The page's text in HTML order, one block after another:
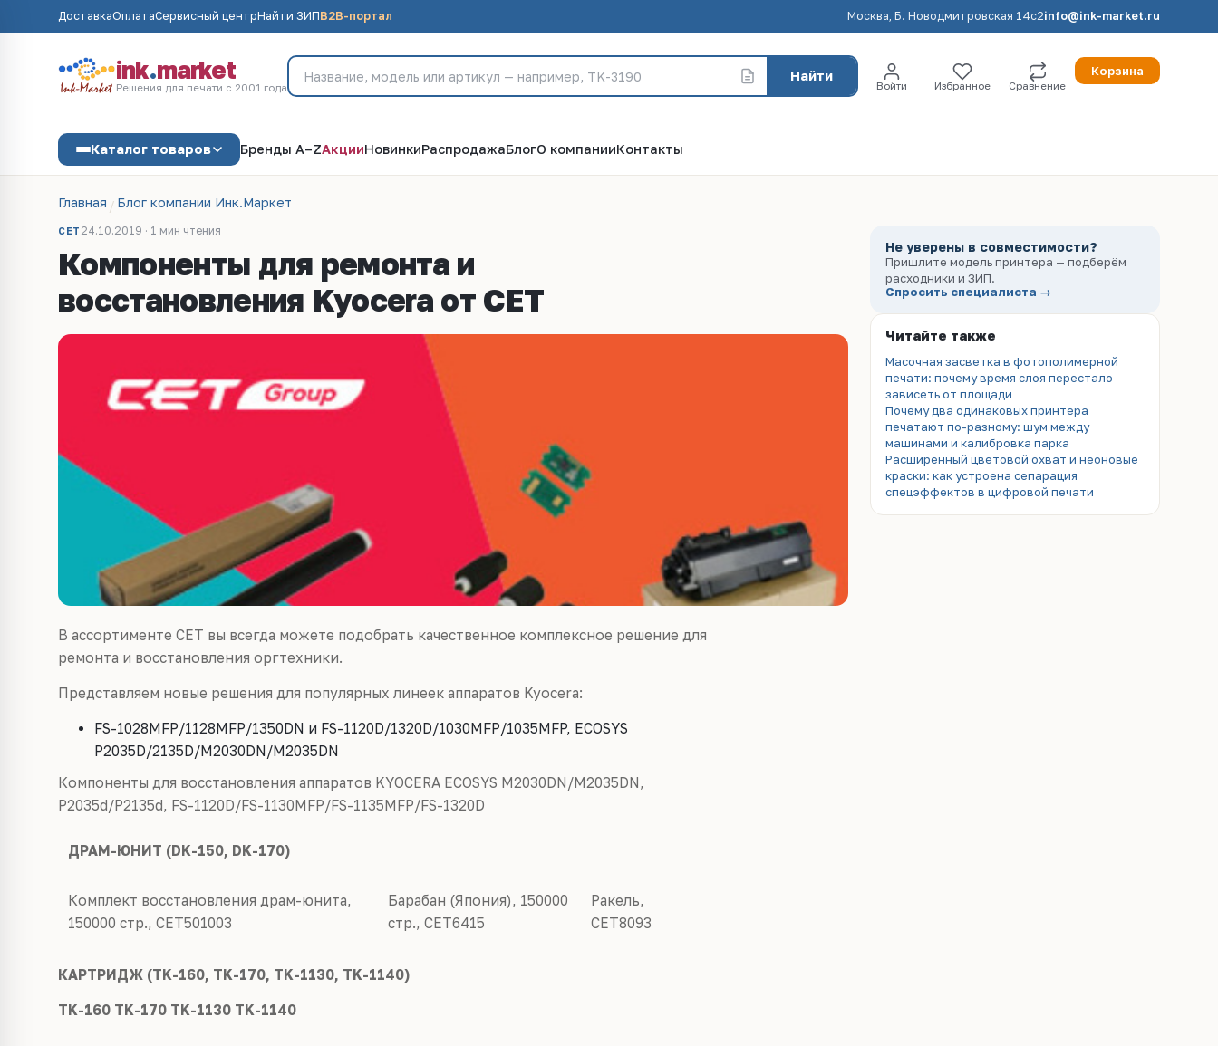
ДоставкаОплатаСервисный центрНайти ЗИПB2B-портал Москва, Б. Новодмитровская 14с2info@ink-market.ru
ink.market
Решения для печати с 2001 года
Найти
Войти Избранное Сравнение
Корзина
Каталог товаров Бренды A–ZАкцииНовинкиРаспродажаБлогО компанииКонтакты
Главная Блог компании Инк.Маркет
CET 24.10.2019 · 1 мин чтения
Компоненты для ремонта и
восстановления Kyocera от СЕТ
В ассортименте СЕТ вы всегда можете подобрать качественное комплексное решение для
ремонта и восстановления оргтехники.
Представляем новые решения для популярных линеек аппаратов Kyocera:
FS-1028MFP/1128MFP/1350DN и FS-1120D/1320D/1030MFP/1035MFP, ECOSYS
P2035D/2135D/M2030DN/M2035DN
Компоненты для восстановления аппаратов KYOCERA ECOSYS M2030DN/M2035DN,
P2035d/P2135d, FS-1120D/FS-1130MFP/FS-1135MFP/FS-1320D
ДРАМ-ЮНИТ (DK-150, DK-170)
Комплект восстановления драм-юнита,
150000 стр., CET501003
Барабан (Япония), 150000
стр., CET6415
Ракель,
CET8093
КАРТРИДЖ (TK-160, TK-170, TK-1130, TK-1140)
TK-160 TK-170 TK-1130 TK-1140
Не уверены в совместимости?
Пришлите модель принтера — подберём
расходники и ЗИП.
Спросить специалиста →
Читайте также
Масочная засветка в фотополимерной
печати: почему время слоя перестало
зависеть от площади
Почему два одинаковых принтера
печатают по-разному: шум между
машинами и калибровка парка
Расширенный цветовой охват и неоновые
краски: как устроена сепарация
спецэффектов в цифровой печати